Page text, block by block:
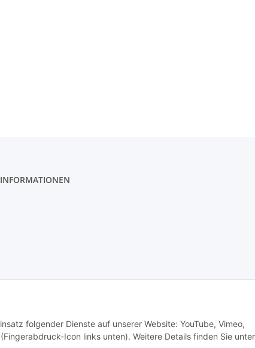
folgender Dienste auf unserer Website: YouTube, Vimeo,
Icon links unten). Weitere Details finden Sie unter